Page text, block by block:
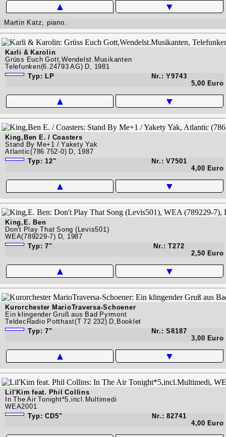
▲ ▼
Martin Katz, piano.
Karli & Karolin
Grüss Euch Gott,Wendelst.Musikanten
Telefunken(6.24793 AG) D, 1981
Typ: LP
Nr.: Y9743
5,00 Euro
▲ ▼
King,Ben E. / Coasters
Stand By Me+1 / Yakety Yak
Atlantic(786 752-0) D, 1987
Typ: 12"
Nr.: V7501
4,00 Euro
▲ ▼
King,E. Ben
Don't Play That Song (Levis501)
WEA(789229-7) D, 1987
Typ: 7"
Nr.: T272
2,50 Euro
▲ ▼
Kurorchester MarioTraversa-Schoener
Ein klingender Gruß aus Bad Pyrmont
TeldecRadio Potthast(T 72 232) D,Booklet
Typ: 7"
Nr.: S8187
3,00 Euro
▲ ▼
Lil'Kim feat. Phil Collins
In The Air Tonight*5,incl.Multimedi
WEA2001
Typ: CD5"
Nr.: 82741
4,00 Euro